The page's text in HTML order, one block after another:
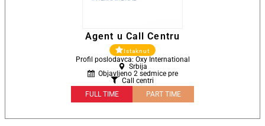
Agent u Call Centru
Istaknut
Profil poslodavca: Oxy International
Srbija
Objavljeno 2 sedmice pre
Call centri
FULL TIME
PART TIME